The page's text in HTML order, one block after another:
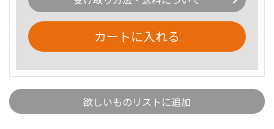
カートに入れる
欲しいものリストに追加